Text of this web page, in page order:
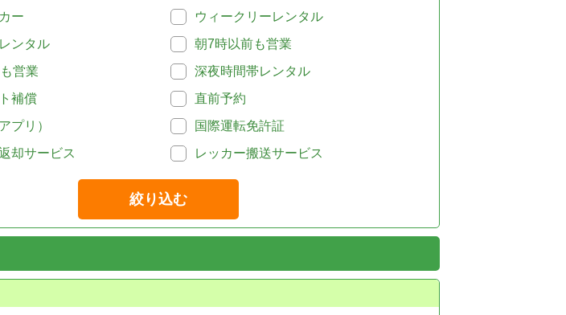
ー
ウィークリーレンタル
ンタル
朝7時以前も営業
営業
深夜時間帯レンタル
補償
直前予約
プリ）
国際運転免許証
却サービス
レッカー搬送サービス
絞り込む